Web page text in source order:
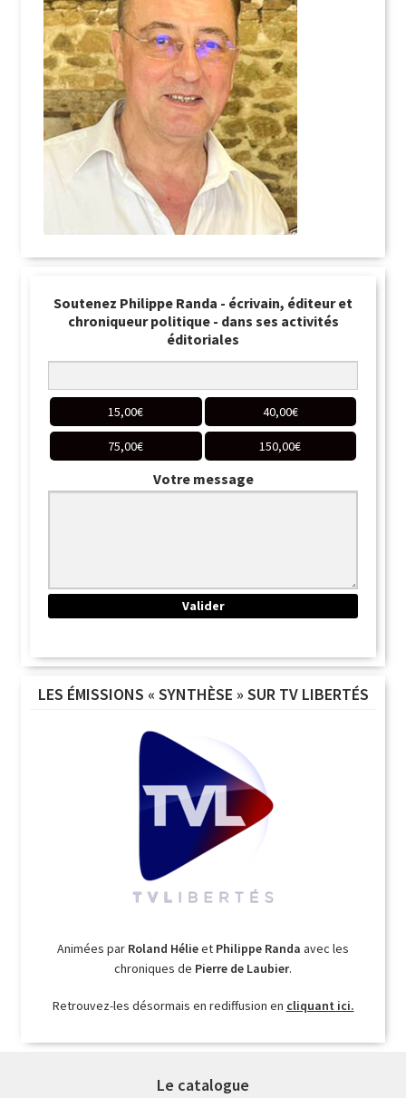
Soutenez Philippe Randa - écrivain, éditeur et
chroniqueur politique - dans ses activités
éditoriales
15,00€ 40,00€
75,00€ 150,00€
Votre message
LES ÉMISSIONS « SYNTHÈSE » SUR TV LIBERTÉS
Animées par Roland Hélieet Philippe Randa avec les
chroniques de Pierre de Laubier.
Retrouvez-les désormais en rediffusion en cliquant ici.
Le catalogue